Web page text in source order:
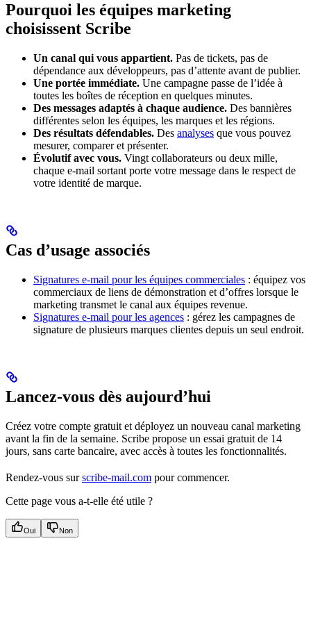
Pourquoi les équipes marketing
choisissent Scribe
Un canal qui vous appartient. Pas de tickets, pas de
dépendance aux développeurs, pas d’attente avant de publier.
Une portée immédiate. Une campagne passe de l’idée à
toutes les boîtes de réception en quelques minutes.
Des messages adaptés à chaque audience. Des bannières
différentes selon les équipes, les marques et les régions.
Des résultats défendables. Des analyses que vous pouvez
mesurer, comparer et présenter.
Évolutif avec vous. Vingt collaborateurs ou deux mille,
chaque e-mail sortant porte votre message dans le respect de
votre identité de marque.
Cas d’usage associés
Signatures e-mail pour les équipes commerciales : équipez vos
commerciaux de liens de démonstration et d’offres lorsque le
marketing transmet le canal aux équipes revenue.
Signatures e-mail pour les agences : gérez les campagnes de
signature de plusieurs marques clientes depuis un seul endroit.
Lancez-vous dès aujourd’hui
Créez votre compte gratuit et déployez un nouveau canal marketing
avant la fin de la semaine. Scribe propose un essai gratuit de 14
jours, sans carte bancaire, avec accès à toutes les fonctionnalités.
Rendez-vous surscribe-mail.com pour commencer.
Cette page vous a-t-elle été utile ?
Oui Non